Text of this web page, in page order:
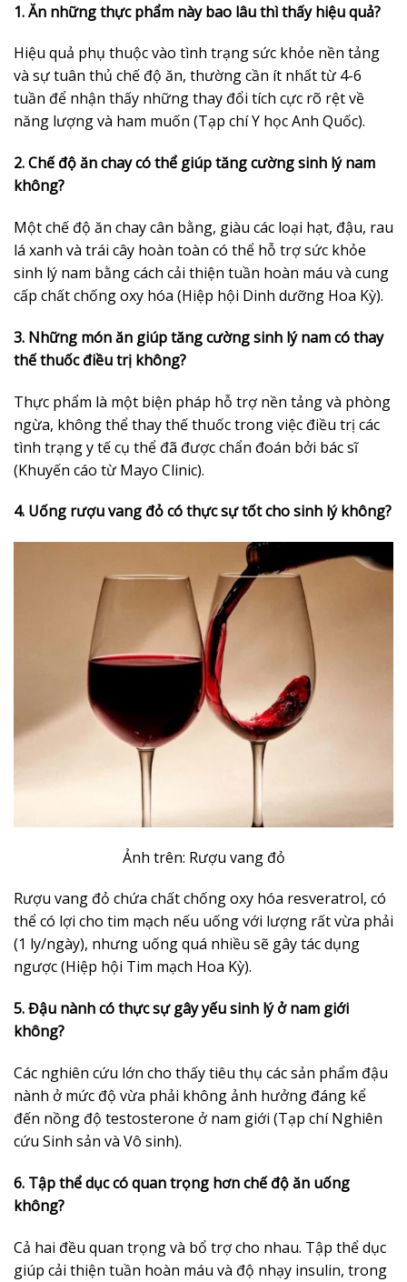
1. Ăn những thực phẩm này bao lâu thì thấy hiệu quả?
Hiệu quả phụ thuộc vào tình trạng sức khỏe nền tảng
và sự tuân thủ chế độ ăn, thường cần ít nhất từ 4-6
tuần để nhận thấy những thay đổi tích cực rõ rệt về
năng lượng và ham muốn (Tạp chí Y học Anh Quốc).
2. Chế độ ăn chay có thể giúp tăng cường sinh lý nam
không?
Một chế độ ăn chay cân bằng, giàu các loại hạt, đậu, rau
lá xanh và trái cây hoàn toàn có thể hỗ trợ sức khỏe
sinh lý nam bằng cách cải thiện tuần hoàn máu và cung
cấp chất chống oxy hóa (Hiệp hội Dinh dưỡng Hoa Kỳ).
3. Những món ăn giúp tăng cường sinh lý nam có thay
thế thuốc điều trị không?
Thực phẩm là một biện pháp hỗ trợ nền tảng và phòng
ngừa, không thể thay thế thuốc trong việc điều trị các
tình trạng y tế cụ thể đã được chẩn đoán bởi bác sĩ
(Khuyến cáo từ Mayo Clinic).
4. Uống rượu vang đỏ có thực sự tốt cho sinh lý không?
Ảnh trên: Rượu vang đỏ
Rượu vang đỏ chứa chất chống oxy hóa resveratrol, có
thể có lợi cho tim mạch nếu uống với lượng rất vừa phải
(1 ly/ngày), nhưng uống quá nhiều sẽ gây tác dụng
ngược (Hiệp hội Tim mạch Hoa Kỳ).
5. Đậu nành có thực sự gây yếu sinh lý ở nam giới
không?
Các nghiên cứu lớn cho thấy tiêu thụ các sản phẩm đậu
nành ở mức độ vừa phải không ảnh hưởng đáng kể
đến nồng độ testosterone ở nam giới (Tạp chí Nghiên
cứu Sinh sản và Vô sinh).
6. Tập thể dục có quan trọng hơn chế độ ăn uống
không?
Cả hai đều quan trọng và bổ trợ cho nhau. Tập thể dục
giúp cải thiện tuần hoàn máu và độ nhạy insulin, trong